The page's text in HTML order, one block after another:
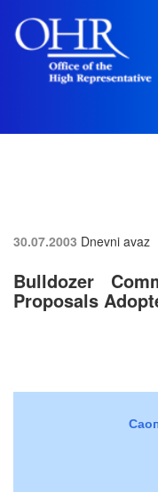
30.07.2003 Dnevni avaz
Bulldozer
Proposals